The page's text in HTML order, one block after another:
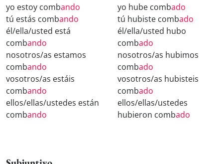
yo estoy combando
tú estás combando
él/ella/usted está
combando
nosotros/as estamos
combando
vosotros/as estáis
combando
ellos/ellas/ustedes están
combando
yo hube combado
tú hubiste combado
él/ella/usted hubo
combado
nosotros/as hubimos
combado
vosotros/as hubisteis
combado
ellos/ellas/ustedes
hubieron combado